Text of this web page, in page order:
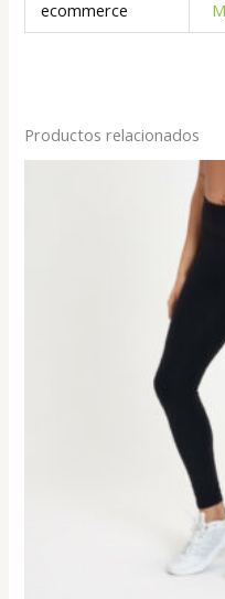
ecommerce
Productos relacionados